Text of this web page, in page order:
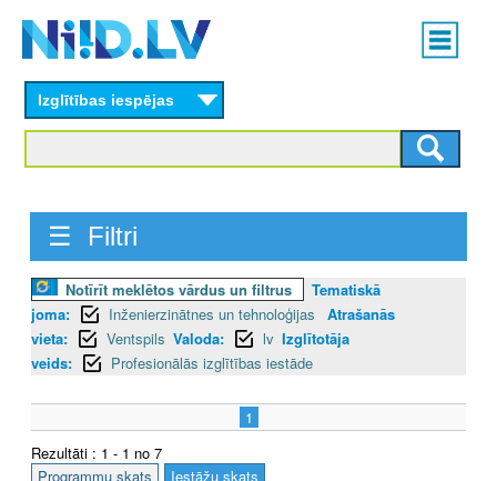
content
Main
menu
Izglītības iespējas
☰ Filtri
Notīrīt meklētos vārdus un filtrus
Tematiskā
joma:
Inženierzinātnes un tehnoloģijas
Atrašanās
vieta:
Ventspils Valoda: lv Izglītotāja
veids:
Profesionālās izglītības iestāde
1
Rezultāti : 1 - 1 no 7
Programmu skats
Iestāžu skats